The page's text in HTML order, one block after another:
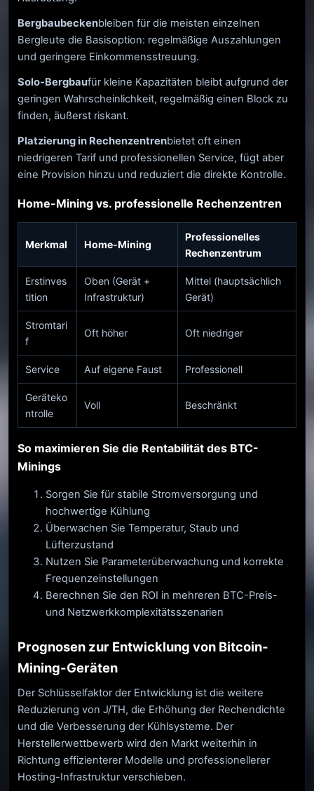
Bergbaubeckenbleiben für die meisten einzelnen
Bergleute die Basisoption: regelmäßige Auszahlungen
und geringere Einkommensstreuung.
Solo-Bergbaufür kleine Kapazitäten bleibt aufgrund der
geringen Wahrscheinlichkeit, regelmäßig einen Block zu
finden, äußerst riskant.
Platzierung in Rechenzentrenbietet oft einen
niedrigeren Tarif und professionellen Service, fügt aber
eine Provision hinzu und reduziert die direkte Kontrolle.
Home-Mining vs. professionelle Rechenzentren
Merkmal Home-Mining
Professionelles
Rechenzentrum
Erstinves
tition
Oben (Gerät +
Infrastruktur)
Mittel (hauptsächlich
Gerät)
Stromtari
f
Oft höher Oft niedriger
Service Auf eigene Faust Professionell
Geräteko
ntrolle
Voll Beschränkt
So maximieren Sie die Rentabilität des BTC-
Minings
Sorgen Sie für stabile Stromversorgung und
hochwertige Kühlung
Überwachen Sie Temperatur, Staub und
Lüfterzustand
Nutzen Sie Parameterüberwachung und korrekte
Frequenzeinstellungen
Berechnen Sie den ROI in mehreren BTC-Preis-
und Netzwerkkomplexitätsszenarien
Prognosen zur Entwicklung von Bitcoin-
Mining-Geräten
Der Schlüsselfaktor der Entwicklung ist die weitere
Reduzierung von J/TH, die Erhöhung der Rechendichte
und die Verbesserung der Kühlsysteme. Der
Herstellerwettbewerb wird den Markt weiterhin in
Richtung effizienterer Modelle und professionellerer
Hosting-Infrastruktur verschieben.